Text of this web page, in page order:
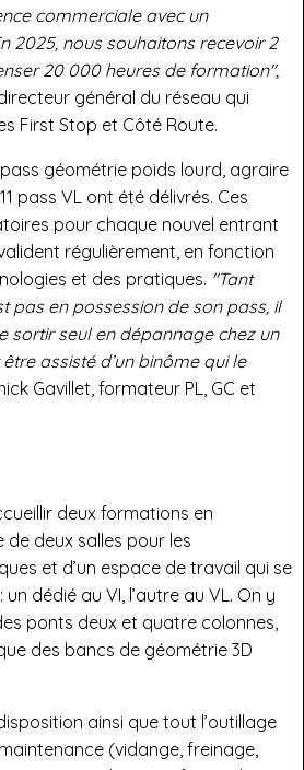
commerciale avec un
2025, nous souhaitons recevoir 2
20 000 heures de formation",
directeur général du réseau qui
First Stop et Côté Route.
pass géométrie poids lourd, agraire
pass VL ont été délivrés. Ces
pour chaque nouvel entrant
régulièrement, en fonction
et des pratiques. "Tant
pas en possession de son pass, il
sortir seul en dépannage chez un
assisté d’un binôme qui le
Gavillet, formateur PL, GC et
deux formations en
de deux salles pour les
et d’un espace de travail qui se
dédié au VI, l’autre au VL. On y
ponts deux et quatre colonnes,
des bancs de géométrie 3D
ainsi que tout l’outillage
(vidange, freinage,